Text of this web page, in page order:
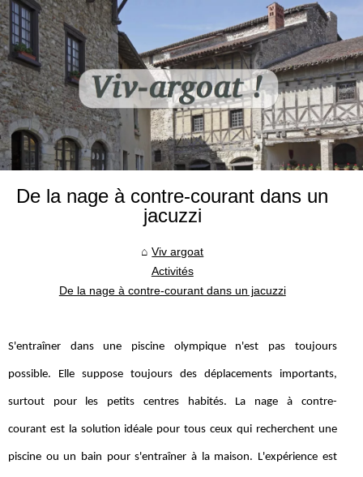
De la nage à contre-courant dans un
jacuzzi
Viv argoat
Activités
De la nage à contre-courant dans un jacuzzi
S'entraîner dans une piscine olympique n'est pas toujours
possible. Elle suppose toujours des déplacements importants,
surtout pour les petits centres habités. La nage à contre-
courant est la solution idéale pour tous ceux qui recherchent une
piscine ou un bain pour s'entraîner à la maison. L'expérience est